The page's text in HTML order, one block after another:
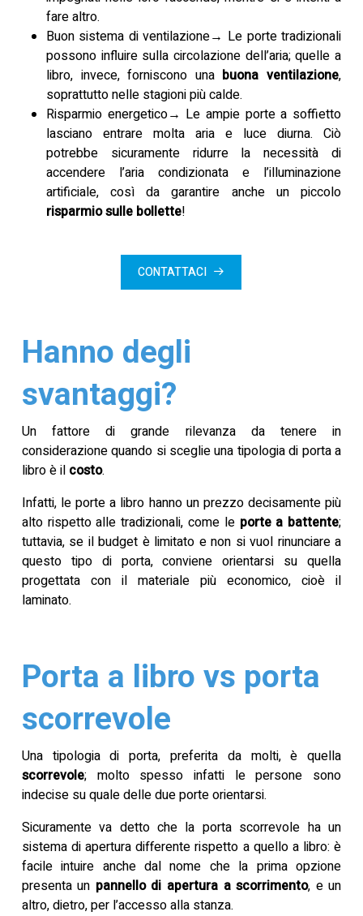
fare altro.
Buon sistema di ventilazione→ Le porte tradizionali
possono influire sulla circolazione dell’aria; quelle a
libro, invece, forniscono una buona ventilazione,
soprattutto nelle stagioni più calde.
Risparmio energetico→ Le ampie porte a soffietto
lasciano entrare molta aria e luce diurna. Ciò
potrebbe sicuramente ridurre la necessità di
accendere l’aria condizionata e l’illuminazione
artificiale, così da garantire anche un piccolo
risparmio sulle bollette!
CONTATTACI
Hanno degli
svantaggi?
Un fattore di grande rilevanza da tenere in
considerazione quando si sceglie una tipologia di porta a
libro è il costo.
Infatti, le porte a libro hanno un prezzo decisamente più
alto rispetto alle tradizionali, come le porte a battente;
tuttavia, se il budget è limitato e non si vuol rinunciare a
questo tipo di porta, conviene orientarsi su quella
progettata con il materiale più economico, cioè il
laminato.
Porta a libro vs porta
scorrevole
Una tipologia di porta, preferita da molti, è quella
scorrevole; molto spesso infatti le persone sono
indecise su quale delle due porte orientarsi.
Sicuramente va detto che la porta scorrevole ha un
sistema di apertura differente rispetto a quello a libro: è
facile intuire anche dal nome che la prima opzione
presenta un pannello di apertura a scorrimento, e un
altro, dietro, per l’accesso alla stanza.